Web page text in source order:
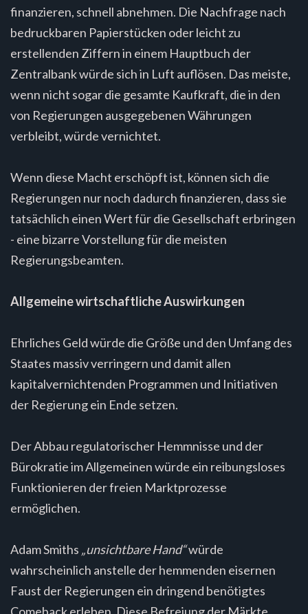
finanzieren, schnell abnehmen. Die Nachfrage nach
bedruckbaren Papierstücken oder leicht zu
erstellenden Ziffern in einem Hauptbuch der
Zentralbank würde sich in Luft auflösen. Das meiste,
wenn nicht sogar die gesamte Kaufkraft, die in den
von Regierungen ausgegebenen Währungen
verbleibt, würde vernichtet.
Wenn diese Macht erschöpft ist, können sich die
Regierungen nur noch dadurch finanzieren, dass sie
tatsächlich einen Wert für die Gesellschaft erbringen
- eine bizarre Vorstellung für die meisten
Regierungsbeamten.
Allgemeine wirtschaftliche Auswirkungen
Ehrliches Geld würde die Größe und den Umfang des
Staates massiv verringern und damit allen
kapitalvernichtenden Programmen und Initiativen
der Regierung ein Ende setzen.
Der Abbau regulatorischer Hemmnisse und der
Bürokratie im Allgemeinen würde ein reibungsloses
Funktionieren der freien Marktprozesse
ermöglichen.
Adam Smiths „unsichtbare Hand“würde
wahrscheinlich anstelle der hemmenden eisernen
Faust der Regierungen ein dringend benötigtes